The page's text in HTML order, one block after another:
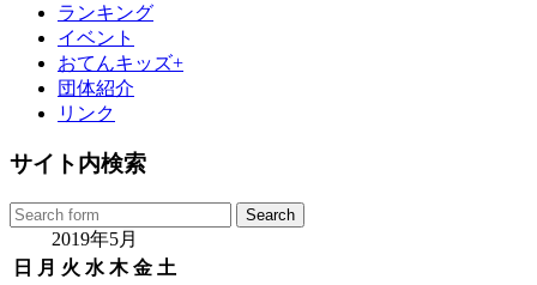
ランキング
イベント
おてんキッズ+
団体紹介
リンク
サイト内検索
2019年5月
日
月 火 水 木 金 土